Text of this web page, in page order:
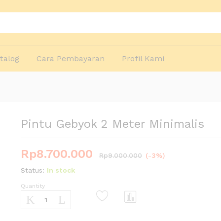
Cara Pembayaran Profil Kami
Pintu Gebyok 2 Meter Minimalis
Rp8.700.000 Rp9.000.000 (-3%)
Status: In stock
Pintu
Gebyok
Quantity